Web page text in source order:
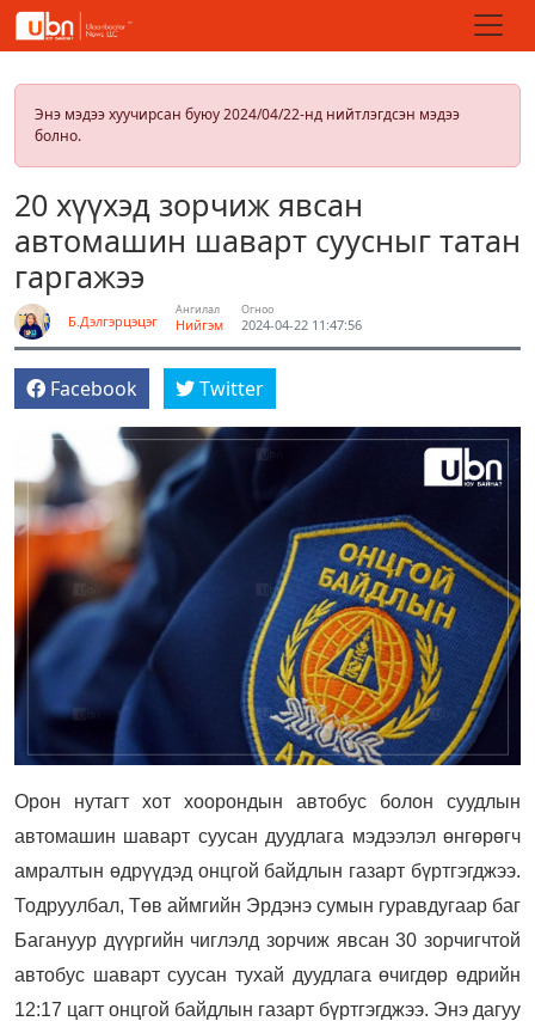
Энэ мэдээ хуучирсан буюу 2024/04/22-нд нийтлэгдсэн мэдээ
болно.
20 хүүхэд зорчиж явсан
автомашин шаварт суусныг татан
гаргажээ
Б.Дэлгэрцэцэг
Ангилал
Нийгэм
Огноо
2024-04-22 11:47:56
Facebook Twitter
Орон нутагт хот хоорондын автобус болон суудлын
автомашин шаварт суусан дуудлага мэдээлэл өнгөрөгч
амралтын өдрүүдэд онцгой байдлын газарт бүртгэгджээ.
Тодруулбал, Төв аймгийн Эрдэнэ сумын гуравдугаар баг
Багануур дүүргийн чиглэлд зорчиж явсан 30 зорчигчтой
автобус шаварт суусан тухай дуудлага өчигдөр өдрийн
12:17 цагт онцгой байдлын газарт бүртгэгджээ. Энэ дагуу